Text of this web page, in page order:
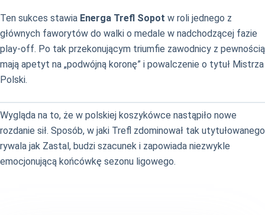
Ten sukces stawia Energa Trefl Sopot w roli jednego z
głównych faworytów do walki o medale w nadchodzącej fazie
play-off. Po tak przekonującym triumfie zawodnicy z pewnością
mają apetyt na „podwójną koronę” i powalczenie o tytuł Mistrza
Polski.
Wygląda na to, że w polskiej koszykówce nastąpiło nowe
rozdanie sił. Sposób, w jaki Trefl zdominował tak utytułowanego
rywala jak Zastal, budzi szacunek i zapowiada niezwykle
emocjonującą końcówkę sezonu ligowego.